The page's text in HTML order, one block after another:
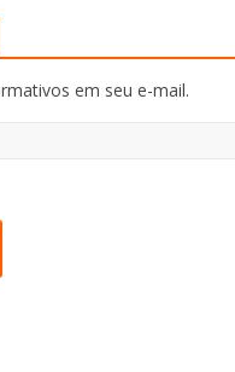
em seu e-mail.